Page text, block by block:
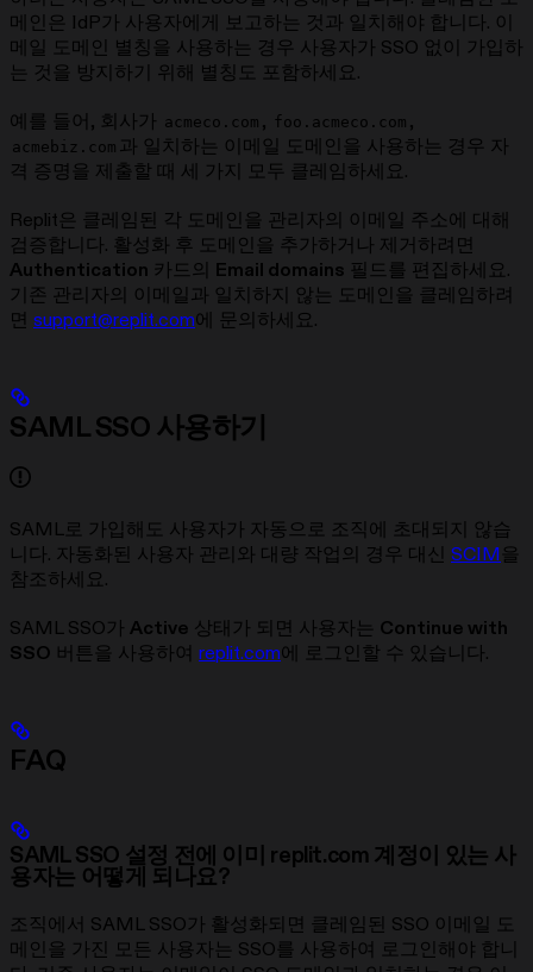
메인은 IdP가 사용자에게 보고하는 것과 일치해야 합니다. 이
메일 도메인 별칭을 사용하는 경우 사용자가 SSO 없이 가입하
는 것을 방지하기 위해 별칭도 포함하세요.
예를 들어, 회사가 acmeco.com , foo.acmeco.com ,
acmebiz.com 과 일치하는 이메일 도메인을 사용하는 경우 자
격 증명을 제출할 때 세 가지 모두 클레임하세요.
Replit은 클레임된 각 도메인을 관리자의 이메일 주소에 대해
검증합니다. 활성화 후 도메인을 추가하거나 제거하려면
Authentication 카드의 Email domains 필드를 편집하세요.
기존 관리자의 이메일과 일치하지 않는 도메인을 클레임하려
면 support@replit.com에 문의하세요.
SAML SSO 사용하기
SAML로 가입해도 사용자가 자동으로 조직에 초대되지 않습
니다. 자동화된 사용자 관리와 대량 작업의 경우 대신 SCIM 을
참조하세요.
SAML SSO가 Active 상태가 되면 사용자는 Continue with
SSO 버튼을 사용하여 replit.com에 로그인할 수 있습니다.
FAQ
SAML SSO 설정 전에 이미 replit.com 계정이 있는 사
용자는 어떻게 되나요?
조직에서 SAML SSO가 활성화되면 클레임된 SSO 이메일 도
메인을 가진 모든 사용자는 SSO를 사용하여 로그인해야 합니